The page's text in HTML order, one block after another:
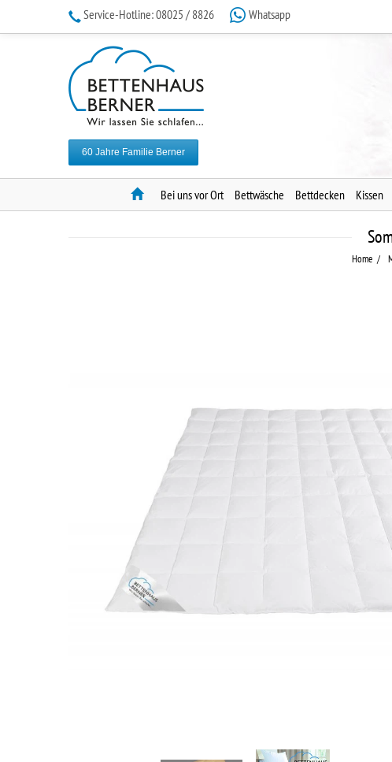
Service-Hotline:08025 / 8826 Whatsapp
60 Jahre Familie Berner
HomeBei uns vor Ort Bettwäsche Bettdecken Kissen
Home